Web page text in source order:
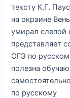
тексту К.Г.
на окраине
умирал слепой
представляет
ОГЭ по
полезна
по русскому